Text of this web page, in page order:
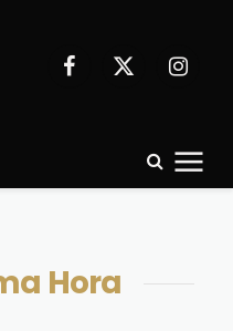
Facebook
X
Hora